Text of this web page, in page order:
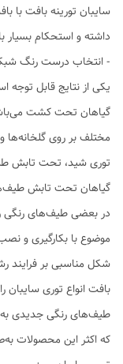
داشته و استحکام بسیار
- انتخاب درست رنگ
یکی از نتایج قابل توجه
گیاهان تحت کشت
مختلف بر روی
توری شید، تحت تابش
گیاهان تحت تابش
در بعضی طیف‌های رنگی
موضوع با بکارگیری و
شکل مناسبی بر
بافت انواع توری سایبان
طیف‌های رنگی جدیدی
که اکثر این محصولات